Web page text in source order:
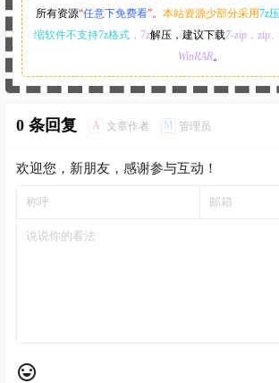
所有资源“任意下免费看”。 本站资源少部分采用7z
缩软件不支持7z格式，7z解压，建议下载7-zip，zip
WinRAR。
0 条回复 A 文章作者 M 管理员
欢迎您，新朋友，感谢参与互动！